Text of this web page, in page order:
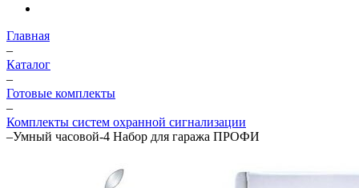
Главная
–
Каталог
–
Готовые комплекты
–
Комплекты систем охранной сигнализации
–Умный часовой-4 Набор для гаража ПРОФИ